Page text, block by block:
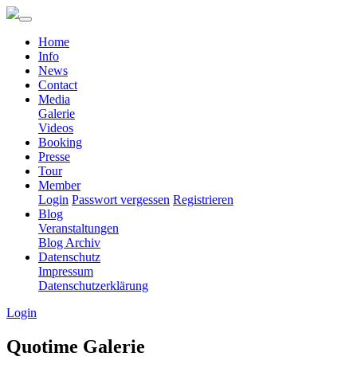
Home
Info
News
Contact
Media
Galerie
Videos
Booking
Presse
Tour
Member
Login Passwort vergessen Registrieren
Blog
Veranstaltungen
Blog Archiv
Datenschutz
Impressum
Datenschutzerklärung
Login
Quotime Galerie